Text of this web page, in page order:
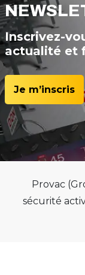
Inscrivez-
actualité et
Je m’inscris
Provac
sécurité